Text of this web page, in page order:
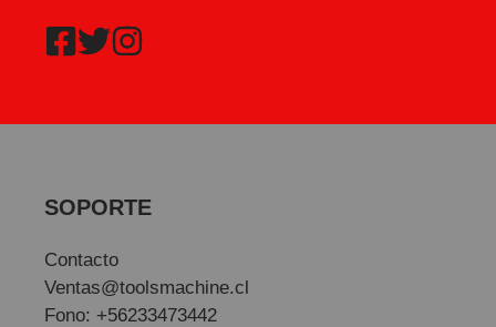
SOPORTE
Contacto
Ventas@toolsmachine.cl
Fono: +56233473442